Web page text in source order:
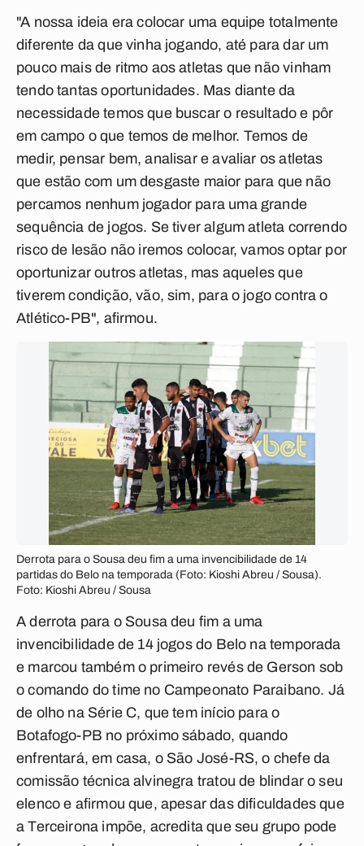
"A nossa ideia era colocar uma equipe totalmente
diferente da que vinha jogando, até para dar um
pouco mais de ritmo aos atletas que não vinham
tendo tantas oportunidades. Mas diante da
necessidade temos que buscar o resultado e pôr
em campo o que temos de melhor. Temos de
medir, pensar bem, analisar e avaliar os atletas
que estão com um desgaste maior para que não
percamos nenhum jogador para uma grande
sequência de jogos. Se tiver algum atleta correndo
risco de lesão não iremos colocar, vamos optar por
oportunizar outros atletas, mas aqueles que
tiverem condição, vão, sim, para o jogo contra o
Atlético-PB", afirmou.
Derrota para o Sousa deu fim a uma invencibilidade de 14
partidas do Belo na temporada (Foto: Kioshi Abreu / Sousa).
Foto: Kioshi Abreu / Sousa
A derrota para o Sousa deu fim a uma
invencibilidade de 14 jogos do Belo na temporada
e marcou também o primeiro revés de Gerson sob
o comando do time no Campeonato Paraibano. Já
de olho na Série C, que tem início para o
Botafogo-PB no próximo sábado, quando
enfrentará, em casa, o São José-RS, o chefe da
comissão técnica alvinegra tratou de blindar o seu
elenco e afirmou que, apesar das dificuldades que
a Terceirona impõe, acredita que seu grupo pode